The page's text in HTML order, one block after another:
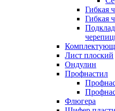
Гибкая
Гибкая
Лист плоский
Ондулин
Профнастил
Флюгера